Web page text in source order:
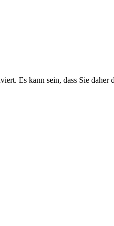
Es kann sein, dass Sie